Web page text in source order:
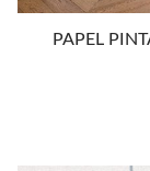
PAPEL